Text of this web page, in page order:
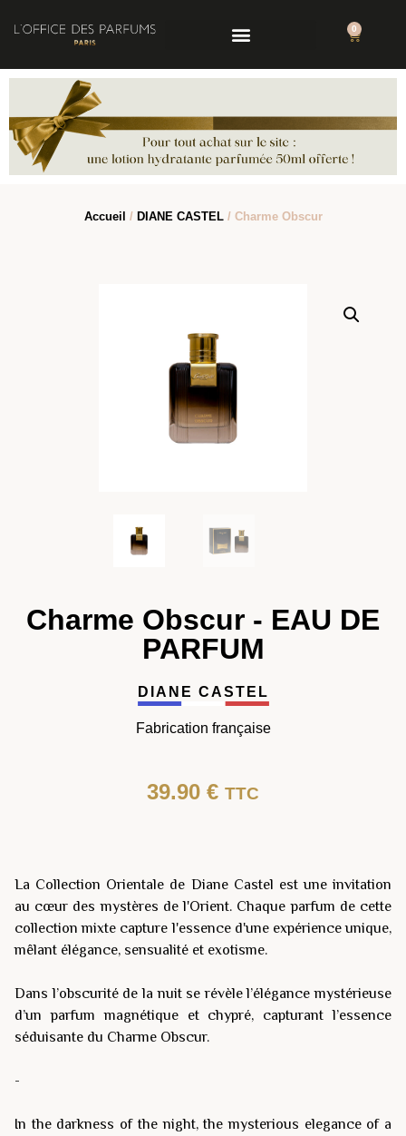
0
Accueil / DIANE CASTEL/ Charme Obscur
Charme Obscur - EAU DE
PARFUM
DIANE CASTEL
Fabrication française
39.90 € TTC
La Collection Orientale de Diane Castel est une invitation
au cœur des mystères de l'Orient. Chaque parfum de cette
collection mixte capture l'essence d'une expérience unique,
mêlant élégance, sensualité et exotisme.
Dans l’obscurité de la nuit se révèle l’élégance mystérieuse
d’un parfum magnétique et chypré, capturant l’essence
séduisante du Charme Obscur.
-
In the darkness of the night, the mysterious elegance of a